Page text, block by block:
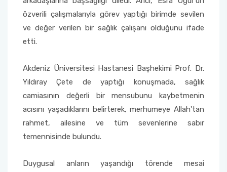
özverili çalışmalarıyla görev yaptığı birimde sevilen
ve değer verilen bir sağlık çalışanı olduğunu ifade
etti.
Akdeniz Üniversitesi Hastanesi Başhekimi Prof. Dr.
Yıldıray Çete de yaptığı konuşmada, sağlık
camiasının değerli bir mensubunu kaybetmenin
acısını yaşadıklarını belirterek, merhumeye Allah'tan
rahmet, ailesine ve tüm sevenlerine sabır
temennisinde bulundu.
Duygusal anların yaşandığı törende mesai
Manavgat Turizm Fakültesi
Manavgat Yabancı Diller Fakültesi
Mühendislik Fakültesi
Sağlık Bilimleri Fakültesi
Serik İşletme Fakültesi
Spor Bilimleri Fakültesi